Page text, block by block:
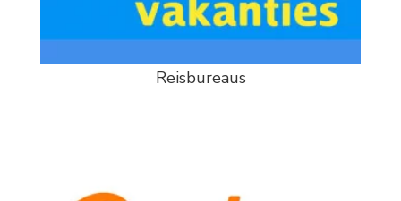
Reisbureaus